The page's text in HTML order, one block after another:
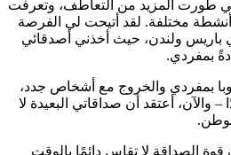
طورت المزيد من التعاطف، وتعرفت
مختلفة. لقد أتيحت لي الفرصة
باريس ولندن، حيث أخذني أصدقائي
بمفردي.
بمفردي والخروج مع أشخاص جدد،
والآن، أعتقد أن صداقاتي البعيدة لا
الصداقة لا تقاس دائمًا بالوقت